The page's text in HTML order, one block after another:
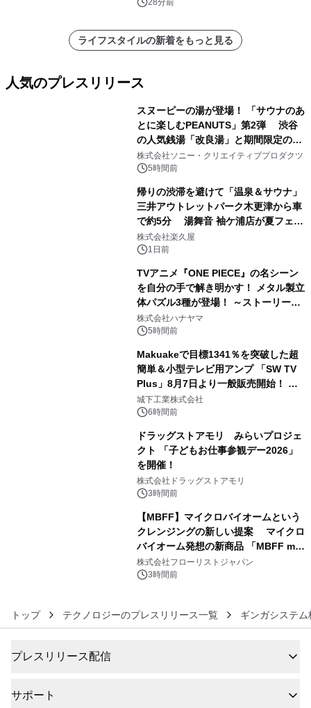
28分前
ライフスタイルの新着をもっと見る
人気のプレスリリース
スヌーピーの湯が登場！ 「サウナのあ
とに楽しむPEANUTS」第2弾 渋谷
の人気銭湯「改良湯」と期間限定のコ
ラボレーション サウナイキタイコラ
ボグッズも発売決定！
株式会社ソニー・クリエイティブプロダクツ
5時間前
帰りの渋滞を避けて「温泉＆サウナ」
三井アウトレットパーク木更津から車
で約5分 湯舞音 袖ケ浦店が夏フェア
メニューを提供
株式会社楽久屋
1日前
TVアニメ『ONE PIECE』の名シーン
を自分の手で解き明かす！ メタル製立
体パズル3種が登場！ ～ストーリーと
ギミックが融合した 大人の体験型パズ
ルが8月7日(金)12時より先行予約受付
株式会社ハナヤマ
5時間前
Makuakeで目標1341％を突破した超
簡単＆小型テレビ用アンプ 「SW TV
Plus」8月7日より一般販売開始！ ケ
ーブル1本つなぐだけ、テレビの音が
ぐっと豊かに
城下工業株式会社
6時間前
ドラッグストアモリ みらいプロジェ
クト 「子どもお仕事参観デー2026」
を開催！
株式会社ドラッグストアモリ
3時間前
【MBFF】マイクロバイオームという
クレンジングの新しい提案 マイクロ
バイオーム発想の新商品 「MBFF mb
クレンジングPRO」を2026年8月6日
発売
株式会社フローリストジャパン
3時間前
トップ テクノロジーのプレスリリース一覧 ギンガシステム
プレスリリース配信
サポート